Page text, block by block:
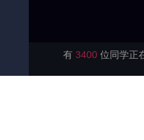
有 3400 位同学正